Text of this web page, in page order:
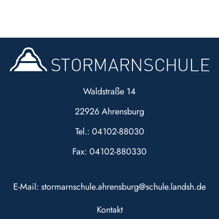
Waldstraße 14
22926 Ahrensburg
Tel.: 04102-88030
Fax: 04102-880330
E-Mail: stormarnschule.ahrensburg@schule.landsh.de
Kontakt